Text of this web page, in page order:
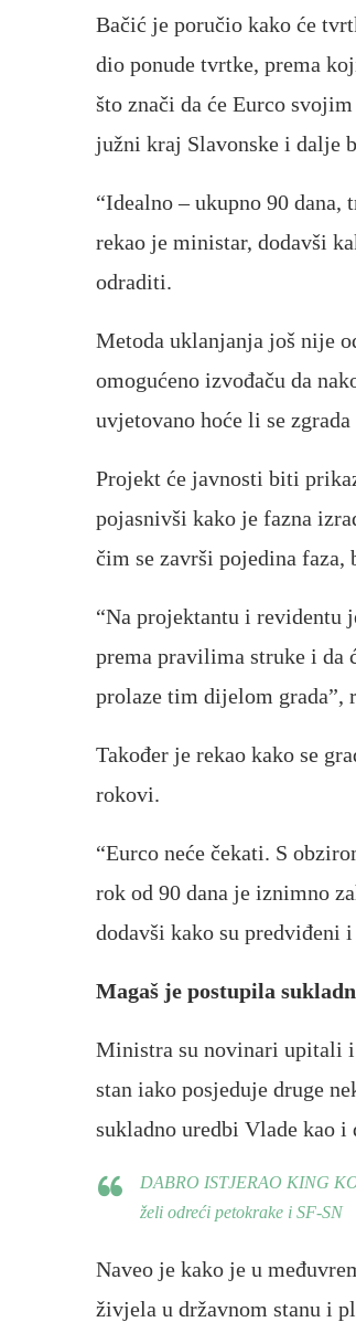
Bačić je poručio kako će
dio ponude tvrtke, prema
što znači da će Eurco
južni kraj Slavonske i dalje
“Idealno – ukupno 90
rekao je ministar, dodavši
odraditi.
Metoda uklanjanja još nije
omogućeno izvođaču da
uvjetovano hoće li se
Projekt će javnosti biti
pojasnivši kako je fazna
čim se završi pojedina faza,
“Na projektantu i revidentu
prema pravilima struke i da
prolaze tim dijelom grada”,
Također je rekao kako se
rokovi.
“Eurco neće čekati. S
rok od 90 dana je iznimno
dodavši kako su predviđeni
Magaš je postupila
Ministra su novinari upitali
stan iako posjeduje druge
sukladno uredbi Vlade kao
DABRO ISTJERAO KING
želi odreći petokrake i SF-SN
Naveo je kako je u
živjela u državnom stanu i